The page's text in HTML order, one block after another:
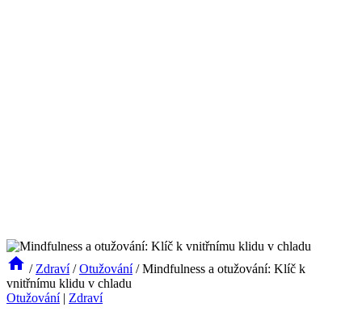
/ Zdraví / Otužování / Mindfulness a otužování: Klíč k
vnitřnímu klidu v chladu
Otužování| Zdraví